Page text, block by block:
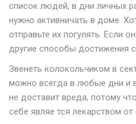
список людей, в дни личных
нужно активничать в доме.
отправьте их погулять. Если
другие способы достижения
Звенеть колокольчиком в
можно всегда в любые дни и
не доставит вреда, потому
себе являе тся лекарством